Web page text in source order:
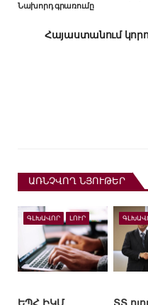
Նախորդ գրառումը
Հայաստանում
ԱՌՆՉՎՈՂ ՆՅՈՒԹԵՐ
ԳԼԽԱՎՈՐ ԼՈՒՐ